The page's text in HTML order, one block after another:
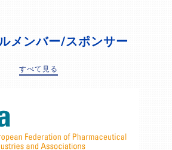
メンバー/スポンサー
すべて見る